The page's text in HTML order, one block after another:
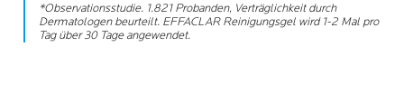
*Observationsstudie. 1.821 Probanden, Verträglichkeit durch
Dermatologen beurteilt. EFFACLAR Reinigungsgel wird 1-2 Mal pro
Tag über 30 Tage angewendet.